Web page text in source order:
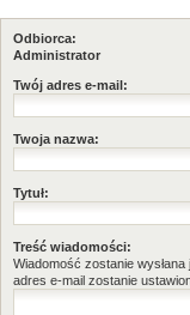
Odbiorca:
Administrator
Twój adres e-mail:
Twoja nazwa:
Tytuł:
Treść wiadomości:
Wiadomość zostanie
adres e-mail zostanie